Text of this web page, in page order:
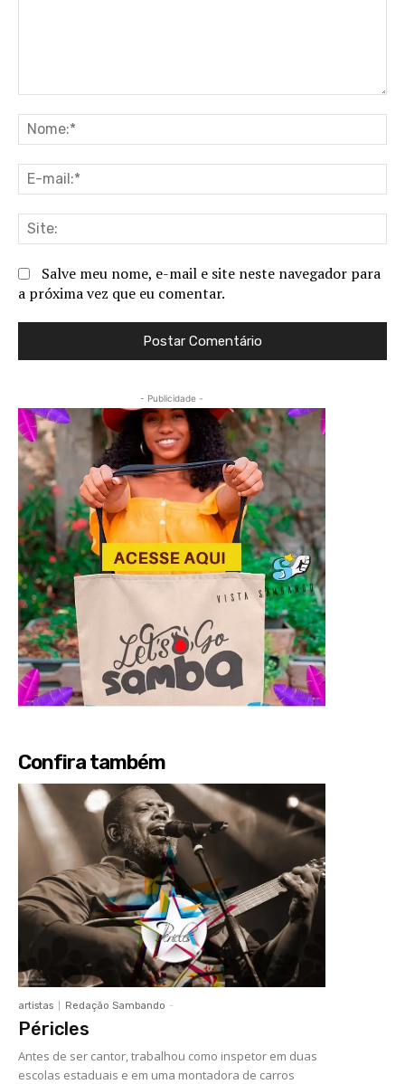
Salve meu nome, e-mail e site neste navegador para
a próxima vez que eu comentar.
- Publicidade -
Confira também
artistas Redação Sambando -
Péricles
Antes de ser cantor, trabalhou como inspetor em duas
escolas estaduais e em uma montadora de carros